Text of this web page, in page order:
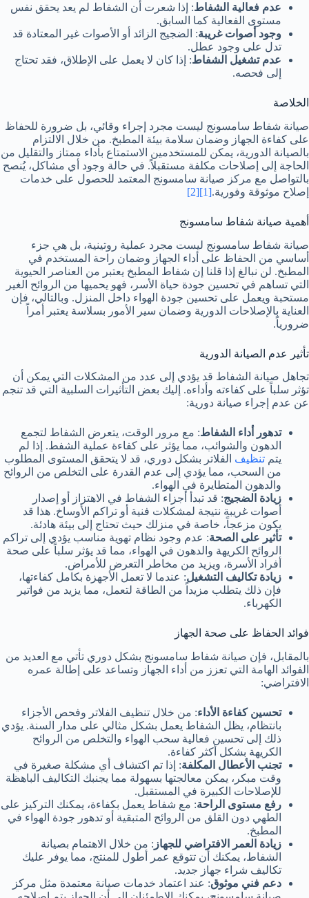
عدم فعالية الشفاط: إذا شعرت أن الشفاط لم يعد يحقق نفس
مستوى الفعالية كما السابق.
وجود أصوات غريبة: الضجيج الزائد أو الأصوات غير المعتادة قد
تدل على وجود عطل.
عدم تشغيل الشفاط: إذا كان لا يعمل على الإطلاق، فقد تحتاج
إلى فحصه.
الخلاصة
صيانة شفاط سامسونج ليست مجرد إجراء وقائي، بل ضرورة للحفاظ
على كفاءة الجهاز وضمان سلامة بيئة المطبخ. من خلال الالتزام
بالصيانة الدورية، يمكن للمستخدمين الاستمتاع بأداء ممتاز والتقليل من
الحاجة إلى إصلاحات مكلفة مستقبلاً. في حالة وجود أي مشاكل، يُنصح
بالتواصل مع مركز صيانة سامسونج المعتمد للحصول على خدمات
إصلاح موثوقة وفورية.[1]
[2]
أهمية صيانة شفاط سامسونج
صيانة شفاط سامسونج ليست مجرد عملية روتينية، بل هي جزء
أساسي من الحفاظ على أداء الجهاز وضمان راحة المستخدم في
المطبخ. لن نبالغ إذا قلنا إن شفاط المطبخ يعتبر من العناصر الحيوية
التي تساهم في تحسين جودة حياة الأسر، فهو يحميها من الروائح الغير
مستحبة ويعمل على تحسين جودة الهواء داخل المنزل. وبالتالي، فإن
العناية بالإصلاحات الدورية وضمان سير الأمور بسلاسة يعتبر أمراً
ضرورياً.
تأثير عدم الصيانة الدورية
تجاهل صيانة الشفاط قد يؤدي إلى عدد من المشكلات التي يمكن أن
تؤثر سلباً على كفاءته وأداءه. إليك بعض التأثيرات السلبية التي قد تنجم
عن عدم إجراء صيانة دورية:
تدهور أداء الشفاط: مع مرور الوقت، يتعرض الشفاط لتجمع
الدهون والشوائب، مما يؤثر على كفاءة عملية الشفط. إذا لم
يتم تنظيف الفلاتر بشكل دوري، قد لا يتحقق المستوى المطلوب
من السحب، مما يؤدي إلى عدم القدرة على التخلص من الروائح
والدهون المتطايرة في الهواء.
زيادة الضجيج: قد تبدأ أجزاء الشفاط في الاهتزاز أو إصدار
أصوات غريبة نتيجة لمشكلات فنية أو تراكم الأوساخ. هذا قد
يكون مزعجاً، خاصة في منزلك حيث تحتاج إلى بيئة هادئة.
تأثير على الصحة: عدم وجود نظام تهوية مناسب يؤدي إلى تراكم
الروائح الكريهة والدهون في الهواء، مما قد يؤثر سلباً على صحة
أفراد الأسرة، ويزيد من مخاطر التعرض للأمراض.
زيادة تكاليف التشغيل: عندما لا تعمل الأجهزة بكامل كفاءتها،
فإن ذلك يتطلب مزيداً من الطاقة لتعمل، مما يزيد من فواتير
الكهرباء.
فوائد الحفاظ على صحة الجهاز
بالمقابل، فإن صيانة شفاط سامسونج بشكل دوري تأتي مع العديد من
الفوائد الهامة التي تعزز من أداء الجهاز وتساعد على إطالة عمره
الافتراضي:
تحسين كفاءة الأداء: من خلال تنظيف الفلاتر وفحص الأجزاء
بانتظام، يظل الشفاط يعمل بشكل مثالي على مدار السنة. يؤدي
ذلك إلى تحسين فعالية سحب الهواء والتخلص من الروائح
الكريهة بشكل أكثر كفاءة.
تجنب الأعطال المكلفة: إذا تم اكتشاف أي مشكلة صغيرة في
وقت مبكر، يمكن معالجتها بسهولة مما يجنبك التكاليف الباهظة
للإصلاحات الكبيرة في المستقبل.
رفع مستوى الراحة: مع شفاط يعمل بكفاءة، يمكنك التركيز على
الطهي دون القلق من الروائح المتبقية أو تدهور جودة الهواء في
المطبخ.
زيادة العمر الافتراضي للجهاز : من خلال الاهتمام بصيانة
الشفاط، يمكنك أن تتوقع عمر أطول للمنتج، مما يوفر عليك
تكاليف شراء جهاز جديد.
دعم فني موثوق: عند اعتماد خدمات صيانة معتمدة مثل مركز